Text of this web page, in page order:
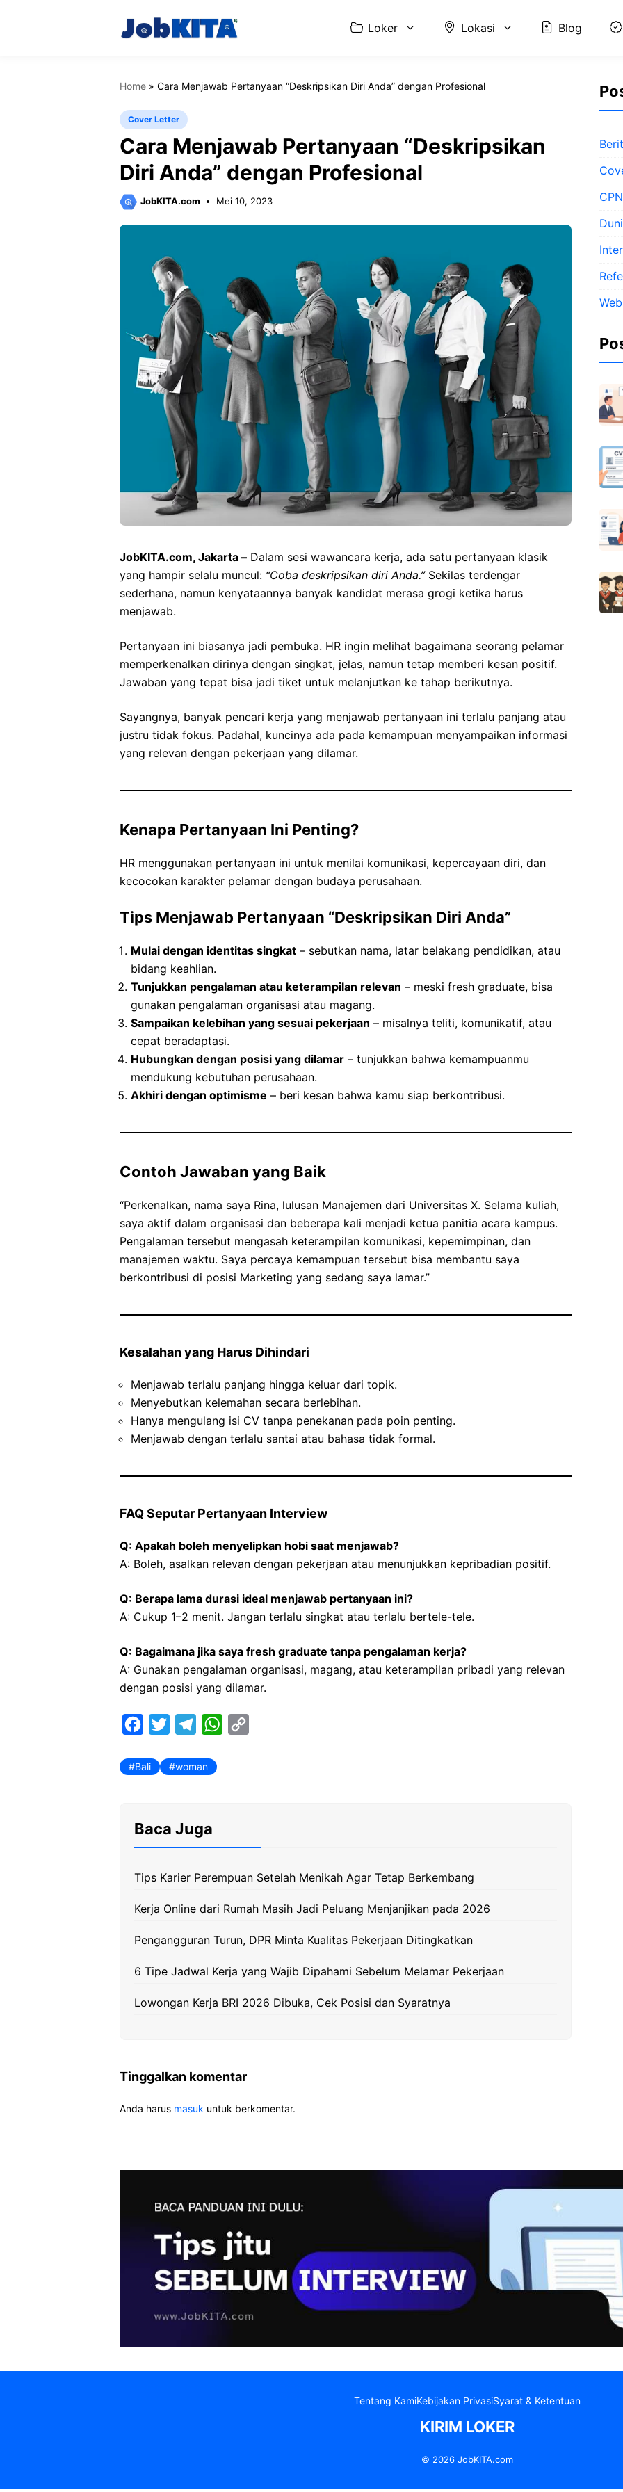
Loker Lokasi Blog
Home » Cara Menjawab Pertanyaan “Deskripsikan Diri Anda” dengan Profesional
Cover Letter
Cara Menjawab Pertanyaan “Deskripsikan
Diri Anda” dengan Profesional
JobKITA.com Mei 10, 2023
JobKITA.com, Jakarta – Dalam sesi wawancara kerja, ada satu pertanyaan klasik
yang hampir selalu muncul: “Coba deskripsikan diri Anda.”Sekilas terdengar
sederhana, namun kenyataannya banyak kandidat merasa grogi ketika harus
menjawab.
Pertanyaan ini biasanya jadi pembuka. HR ingin melihat bagaimana seorang pelamar
memperkenalkan dirinya dengan singkat, jelas, namun tetap memberi kesan positif.
Jawaban yang tepat bisa jadi tiket untuk melanjutkan ke tahap berikutnya.
Sayangnya, banyak pencari kerja yang menjawab pertanyaan ini terlalu panjang atau
justru tidak fokus. Padahal, kuncinya ada pada kemampuan menyampaikan informasi
yang relevan dengan pekerjaan yang dilamar.
Kenapa Pertanyaan Ini Penting?
HR menggunakan pertanyaan ini untuk menilai komunikasi, kepercayaan diri, dan
kecocokan karakter pelamar dengan budaya perusahaan.
Tips Menjawab Pertanyaan “Deskripsikan Diri Anda”
Mulai dengan identitas singkat – sebutkan nama, latar belakang pendidikan, atau
bidang keahlian.
Tunjukkan pengalaman atau keterampilan relevan – meski fresh graduate, bisa
gunakan pengalaman organisasi atau magang.
Sampaikan kelebihan yang sesuai pekerjaan – misalnya teliti, komunikatif, atau
cepat beradaptasi.
Hubungkan dengan posisi yang dilamar – tunjukkan bahwa kemampuanmu
mendukung kebutuhan perusahaan.
Akhiri dengan optimisme – beri kesan bahwa kamu siap berkontribusi.
Contoh Jawaban yang Baik
“Perkenalkan, nama saya Rina, lulusan Manajemen dari Universitas X. Selama kuliah,
saya aktif dalam organisasi dan beberapa kali menjadi ketua panitia acara kampus.
Pengalaman tersebut mengasah keterampilan komunikasi, kepemimpinan, dan
manajemen waktu. Saya percaya kemampuan tersebut bisa membantu saya
berkontribusi di posisi Marketing yang sedang saya lamar.”
Kesalahan yang Harus Dihindari
Menjawab terlalu panjang hingga keluar dari topik.
Menyebutkan kelemahan secara berlebihan.
Hanya mengulang isi CV tanpa penekanan pada poin penting.
Menjawab dengan terlalu santai atau bahasa tidak formal.
FAQ Seputar Pertanyaan Interview
Q: Apakah boleh menyelipkan hobi saat menjawab?
A: Boleh, asalkan relevan dengan pekerjaan atau menunjukkan kepribadian positif.
Q: Berapa lama durasi ideal menjawab pertanyaan ini?
A: Cukup 1–2 menit. Jangan terlalu singkat atau terlalu bertele-tele.
Q: Bagaimana jika saya fresh graduate tanpa pengalaman kerja?
A: Gunakan pengalaman organisasi, magang, atau keterampilan pribadi yang relevan
dengan posisi yang dilamar.
c
o
o
i
e
r
l
r
a
m
W
p
n
Bali woman
Baca Juga
Tips Karier Perempuan Setelah Menikah Agar Tetap Berkembang
Kerja Online dari Rumah Masih Jadi Peluang Menjanjikan pada 2026
Pengangguran Turun, DPR Minta Kualitas Pekerjaan Ditingkatkan
6 Tipe Jadwal Kerja yang Wajib Dipahami Sebelum Melamar Pekerjaan
Lowongan Kerja BRI 2026 Dibuka, Cek Posisi dan Syaratnya
Tinggalkan komentar
Anda harus masuk untuk berkomentar.
Tentang KamiKebijakan PrivasiSyarat & Ketentuan
KIRIM LOKER
© 2026 JobKITA.com